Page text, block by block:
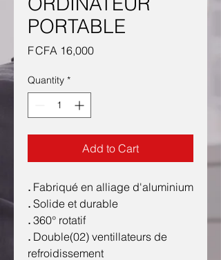
PORTABLE
F CFA 16,000Price
Quantity *
Add to Cart
. Fabriqué en alliage d'aluminium
. Solide et durable
. 360° rotatif
. Double(02) ventillateurs de
refroidissement